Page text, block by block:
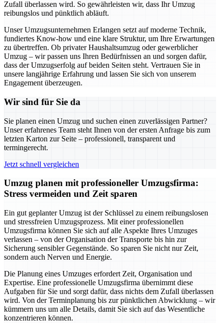
Zufall überlassen wird. So gewährleisten wir, dass Ihr Umzug
reibungslos und pünktlich abläuft.
Unser Umzugsunternehmen Erlangen setzt auf moderne Technik,
fundiertes Know-how und eine klare Struktur, um Ihre Erwartungen
zu übertreffen. Ob privater Haushaltsumzug oder gewerblicher
Umzug – wir passen uns Ihren Bedürfnissen an und sorgen dafür,
dass der Umzugserfolg auf beiden Seiten steht. Vertrauen Sie in
unsere langjährige Erfahrung und lassen Sie sich von unserem
Engagement überzeugen.
Wir sind für Sie da
Sie planen einen Umzug und suchen einen zuverlässigen Partner?
Unser erfahrenes Team steht Ihnen von der ersten Anfrage bis zum
letzten Karton zur Seite – professionell, transparent und
termingerecht.
Jetzt schnell vergleichen
Umzug planen mit professioneller Umzugsfirma:
Stress vermeiden und Zeit sparen
Ein gut geplanter Umzug ist der Schlüssel zu einem reibungslosen
und stressfreien Umzugsprozess. Mit einer professionellen
Umzugsfirma können Sie sich auf alle Aspekte Ihres Umzuges
verlassen – von der Organisation der Transporte bis hin zur
Sicherung sensibler Gegenstände. So sparen Sie nicht nur Zeit,
sondern auch Nerven und Energie.
Die Planung eines Umzuges erfordert Zeit, Organisation und
Expertise. Eine professionelle Umzugsfirma übernimmt diese
Aufgaben für Sie und sorgt dafür, dass nichts dem Zufall überlassen
wird. Von der Terminplanung bis zur pünktlichen Abwicklung – wir
kümmern uns um alle Details, damit Sie sich auf das Wesentliche
konzentrieren können.